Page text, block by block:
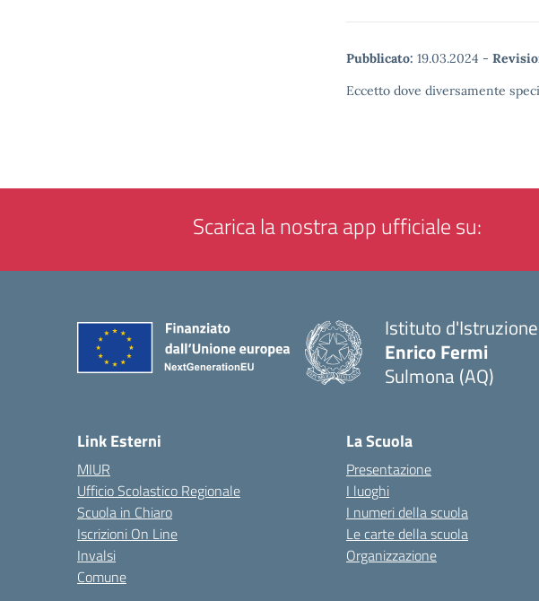
Pubblicato: 19.03.2024 -
Eccetto dove diversamente
Scarica la nostra app ufficiale su:
Istituto
Enrico Fermi
Sulmona (AQ)
Link Esterni
MIUR
Ufficio Scolastico Regionale
Scuola in Chiaro
Iscrizioni On Line
Invalsi
Comune
La Scuola
Presentazione
I luoghi
I numeri della scuola
Le carte della scuola
Organizzazione